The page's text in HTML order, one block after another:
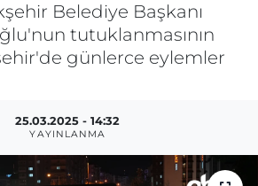
Belediye Başkanı
tutuklanmasının
günlerce eylemler
25.03.2025 - 14:32
YAYINLANMA